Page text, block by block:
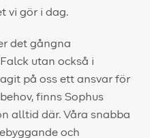
vi gör i dag.
det gångna
utan också i
på oss ett ansvar för
finns Sophus
alltid där. Våra snabba
och